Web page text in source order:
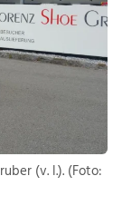
(v. l.). (Foto: